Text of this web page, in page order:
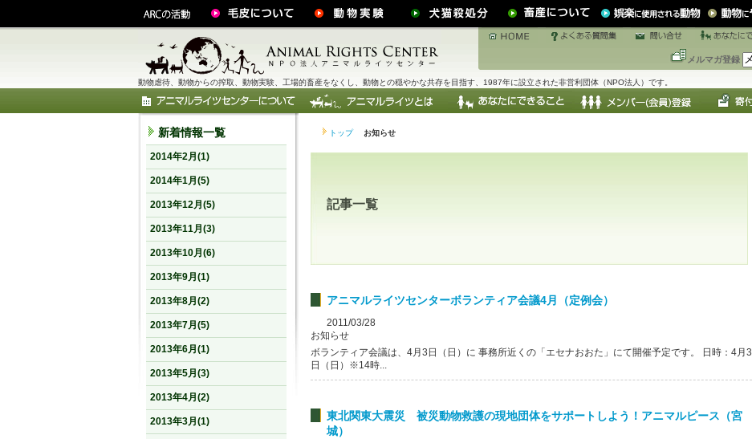
メルマガ登録
動物虐待、動物からの搾取、動物実験、工場的畜産をなくし、動物との穏やかな共存を目指す、1987年に設立された非営利団体（NPO法人）です。
トップ お知らせ
記事一覧
アニマルライツセンターボランティア会議4月（定例会）
2011/03/28
お知らせ
ボランティア会議は、4月3日（日）に 事務所近くの「エセナおおた」にて開催予定です。 日時：4月3
日（日）※14時...
東北関東大震災 被災動物救護の現地団体をサポートしよう！アニマルピース（宮
城）
新着情報一覧
2014年2月(1)
2014年1月(5)
2013年12月(5)
2013年11月(3)
2013年10月(6)
2013年9月(1)
2013年8月(2)
2013年7月(5)
2013年6月(1)
2013年5月(3)
2013年4月(2)
2013年3月(1)